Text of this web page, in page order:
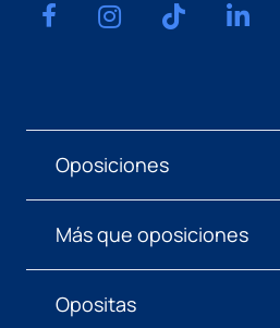
Oposiciones
Más que oposiciones
Opositas